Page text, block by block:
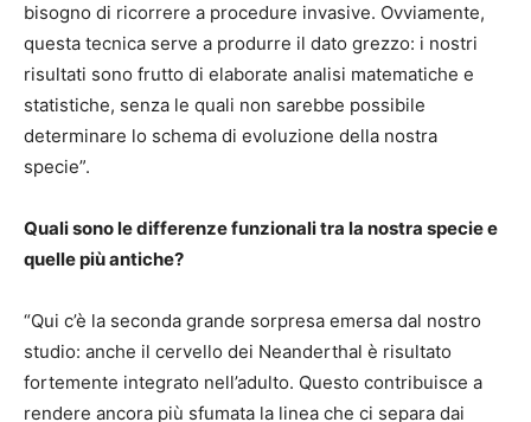
bisogno di ricorrere a procedure invasive. Ovviamente,
questa tecnica serve a produrre il dato grezzo: i nostri
risultati sono frutto di elaborate analisi matematiche e
statistiche, senza le quali non sarebbe possibile
determinare lo schema di evoluzione della nostra
specie”.
Quali sono le differenze funzionali tra la nostra specie e
quelle più antiche?
“Qui c’è la seconda grande sorpresa emersa dal nostro
studio: anche il cervello dei Neanderthal è risultato
fortemente integrato nell’adulto. Questo contribuisce a
rendere ancora più sfumata la linea che ci separa dai